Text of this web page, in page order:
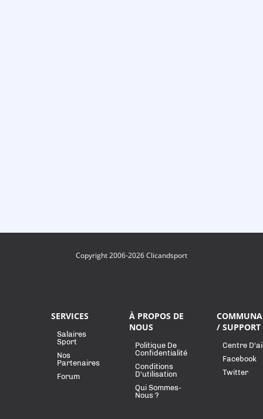
Copyright 2006-2026 Clicandsport
SERVICES
Salaires
Sport
Nos
Partenaires
Forum
À PROPOS DE
NOUS
Politique De
Confidentialité
Conditions
D'utilisation
Qui Sommes-
Nous ?
/ SUPPORT
Centre
Facebook
Twitter